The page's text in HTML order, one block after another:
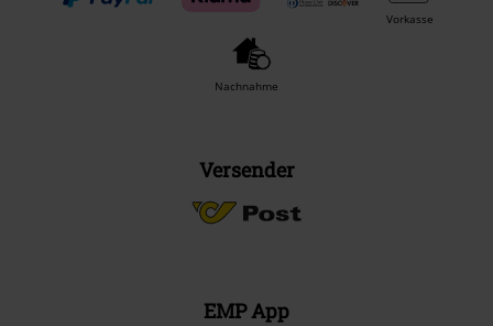
Vorkasse
Nachnahme
Versender
EMP App